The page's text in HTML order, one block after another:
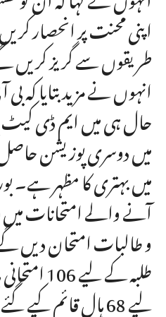
اپنی محنت پر انحصار
طریقوں سے گریز
انہوں نے مزید بتایا
حال ہی میں ایم ڈی کیٹ
میں دوسری پوزیشن حاصل
میں بہتری کا مظہر ہے۔
و طالبات امتحان دیں
طلبہ کے
لیے 68 ہال قائم کیے گئے ہیں۔